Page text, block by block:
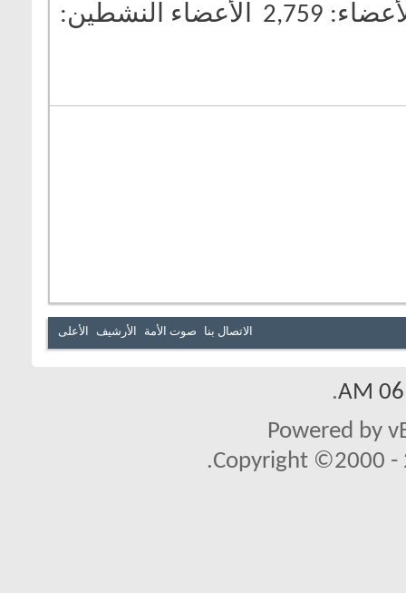
2,759 الأعضاء النشطين
الاتصال بنا صوت الأمة الأرشيف الأعلى
.
Powered by
Copyright ©2000 -